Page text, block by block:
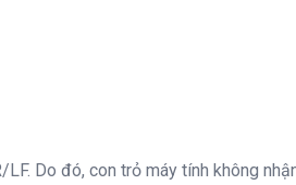
Do đó, con trỏ máy tính không